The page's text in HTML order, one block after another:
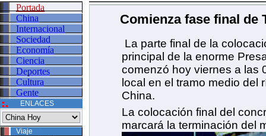
Portada
China
Internacional
Sociedad
Economía
Ciencia
Deportes
Cultura
Gente
ENLACES
Viaje
Comienza fase final de
La parte final de la
principal de la enorme
comenzó hoy viernes a las
local en el tramo medio del
China.
La colocación final del
marcará la terminación del